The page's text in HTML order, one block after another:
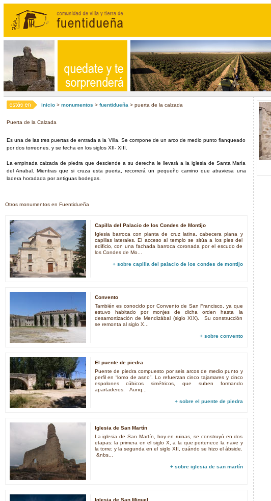
inicio> monumentos > fuentidueña > puerta de la calzada
Puerta de la Calzada
Es una de las tres puertas de entrada a la Villa. Se compone de un arco de medio punto flanqueado
por dos torreones, y se fecha en los siglos XII- XIII.
La empinada calzada de piedra que desciende a su derecha le llevará a la iglesia de Santa María
del Arrabal. Mientras que si cruza esta puerta, recorrerá un pequeño camino que atraviesa una
ladera horadada por antiguas bodegas.
Otros monumentos en Fuentidueña
Capilla del Palacio de los Condes de Montijo
Iglesia barroca con planta de cruz latina, cabecera plana y
capillas laterales. El acceso al templo se sitúa a los pies del
edificio, con una fachada barroca coronada por el escudo de
los Condes de Mo...
+ sobre capilla del palacio de los condes de montijo
Convento
También es conocido por Convento de San Francisco, ya que
estuvo habitado por monjes de dicha orden hasta la
desamortización de Mendizábal (siglo XIX). Su construcción
se remonta al siglo X...
+ sobre convento
El puente de piedra
Puente de piedra compuesto por seis arcos de medio punto y
perfil en “lomo de asno”. Lo refuerzan cinco tajamares y cinco
espolones cúbicos simétricos, que suben formando
apartaderos. Aunq...
+ sobre el puente de piedra
Iglesia de San Martín
La iglesia de San Martín, hoy en ruinas, se construyó en dos
etapas: la primera en el siglo X, a la que pertenece la nave y
la torre; y la segunda en el siglo XII, cuándo se hizo el ábside.
&nbs...
+ sobre iglesia de san martín
Iglesia de San Miguel